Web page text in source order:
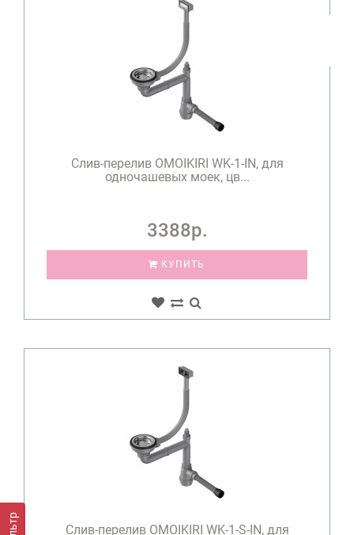
Слив-перелив OMOIKIRI WK-1-IN, для
одночашевых моек, цв...
3388р.
КУПИТЬ
Слив-перелив OMOIKIRI WK-1-S-IN, для